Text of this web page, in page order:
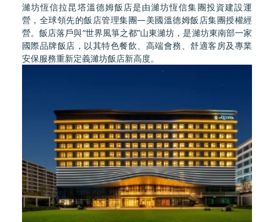
濰坊恆信拉昆塔溫德姆飯店是由濰坊恆信集團投資建設運
營，全球領先的飯店管理集團—美國溫德姆飯店集團授權經
營。飯店落戶與“世界風箏之都”山東濰坊，是濰坊東南部一家
國際品牌飯店，以其特色餐飲、高端會務、舒適客房及專業
安保服務重新定義濰坊飯店新高度。